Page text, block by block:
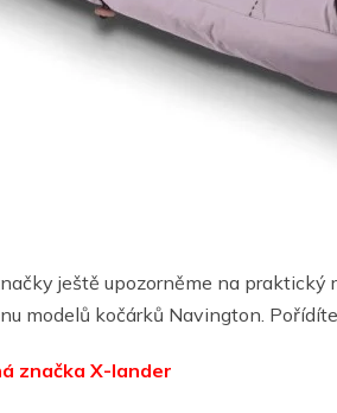
ještě upozorněme na praktický
modelů kočárků Navington.
značka X-lander